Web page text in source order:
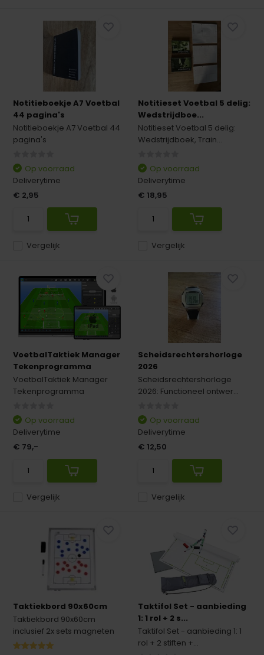
Notitieboekje A7 Voetbal
44 pagina's
Notitieboekje A7 Voetbal 44
pagina's
Vergelijk
Op voorraad
Deliverytime
€ 2,95
Notitieset Voetbal 5 delig:
Wedstrijdboe...
Notitieset Voetbal 5 delig:
Wedstrijdboek, Train...
Vergelijk
Op voorraad
Deliverytime
€ 18,95
VoetbalTaktiek Manager
Tekenprogramma
VoetbalTaktiek Manager
Tekenprogramma
Vergelijk
Op voorraad
Deliverytime
€ 79,-
Scheidsrechtershorloge
2026
Scheidsrechtershorloge
2026: Functioneel ontwer...
Vergelijk
Op voorraad
Deliverytime
€ 12,50
Taktiekbord 90x60cm
Taktiekbord 90x60cm
inclusief 2x sets magneten
Taktifol Set - aanbieding
1: 1 rol + 2 s...
Taktifol Set - aanbieding 1: 1
rol + 2 stiften +...